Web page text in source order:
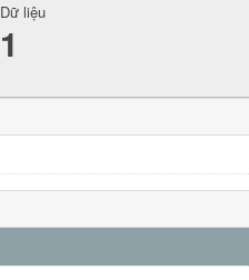
Dữ liệu
1